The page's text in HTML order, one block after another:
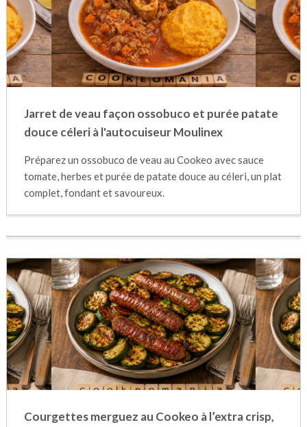
Jarret de veau façon ossobuco et purée patate
douce céleri à l'autocuiseur Moulinex
Préparez un ossobuco de veau au Cookeo avec sauce
tomate, herbes et purée de patate douce au céleri, un plat
complet, fondant et savoureux.
Courgettes merguez au Cookeo à l’extra crisp,